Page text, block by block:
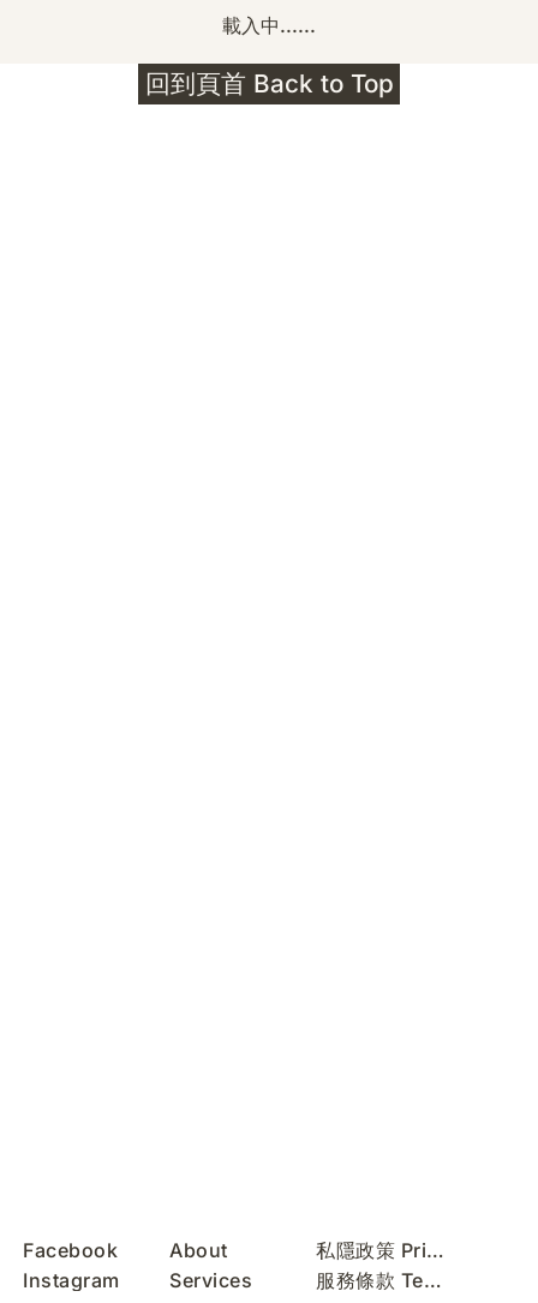
載入中......
Facebook
Instagram
About
Services
私隱政策 Privacy Policy
服務條款 Terms of Use
回到頁首 Back to Top